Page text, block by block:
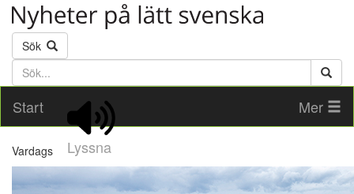
Sök
Söktext
Start
Lyssna
Mer
Vardags